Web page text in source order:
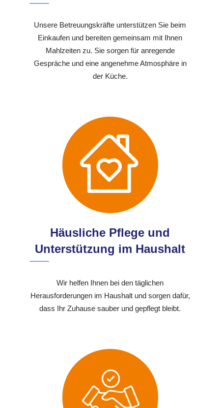
Unsere Betreuungskräfte unterstützen Sie beim
Einkaufen und bereiten gemeinsam mit Ihnen
Mahlzeiten zu. Sie sorgen für anregende
Gespräche und eine angenehme Atmosphäre in
der Küche.
Häusliche Pflege und
Unterstützung im Haushalt
Wir helfen Ihnen bei den täglichen
Herausforderungen im Haushalt und sorgen dafür,
dass Ihr Zuhause sauber und gepflegt bleibt.